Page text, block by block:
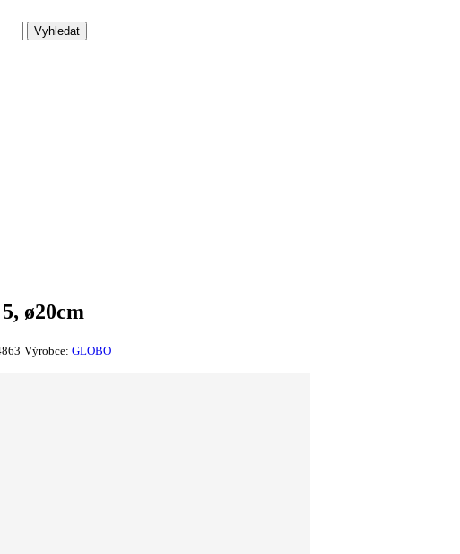
Vyhledat
ø20cm
Výrobce: GLOBO